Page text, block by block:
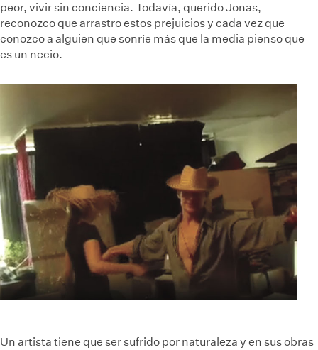
peor, vivir sin conciencia. Todavía, querido Jonas,
reconozco que arrastro estos prejuicios y cada vez que
conozco a alguien que sonríe más que la media pienso que
es un necio.
Un artista tiene que ser sufrido por naturaleza y en sus obras